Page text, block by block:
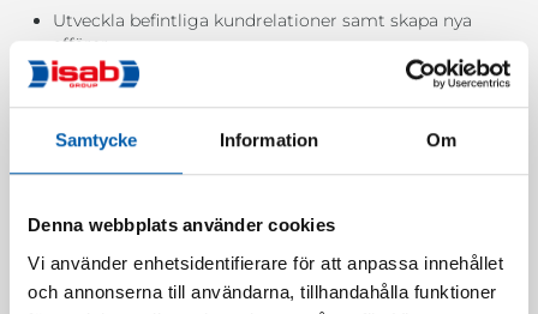
Samtycke Information Om
Denna webbplats använder cookies
Vi använder enhetsidentifierare för att anpassa innehållet
och annonserna till användarna, tillhandahålla funktioner
Utveckla befintliga kundrelationer samt skapa nya
affärer
Delta i offert- och anbudsarbete samt bidra till
försäljning och affärsutveckling
Din profil
starkt affärs- och kundfokus. Du trivs i en roll där du får
gemensamma mål. Du har god kommunikativ förmåga
och skapar förtroende i dina relationer, både internt och